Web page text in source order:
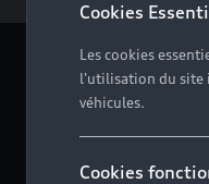
Cookies
Les cookies
l'utilisation du site
véhicules.
Cookies